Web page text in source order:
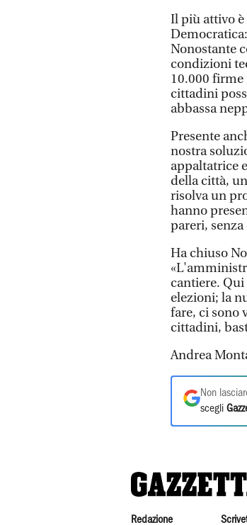
Il più attivo è
Nonostante
condizioni
10.000 firme
cittadini
abbassa
Presente
nostra
appaltatrice
della città,
risolva un
hanno
pareri,
Ha chiuso
cantiere.
elezioni; la
fare, ci sono
cittadini,
Andrea
Non
scegli
Redazione